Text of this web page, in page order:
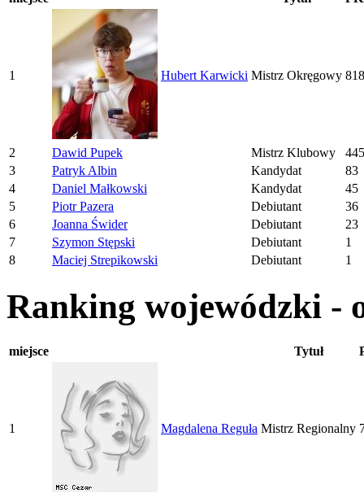
1 Hubert Karwicki Mistrz Okręgowy 818
2 Dawid Pupek Mistrz Klubowy
445
3
Patryk Albin Kandydat
83
4
Daniel Małkowski Kandydat
45
5
Piotr Pazera Debiutant
36
6
Joanna Świder Debiutant
23
7
Szymon Stępski Debiutant
1
8
Maciej Strepikowski Debiutant 1
Ranking wojewódzki -
miejsce Tytuł
1 Magdalena Reguła Mistrz Regionalny